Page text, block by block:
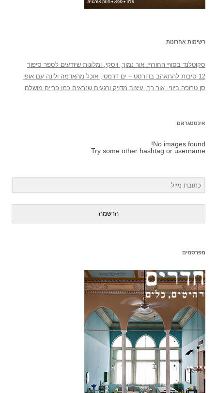
רשימות אחרונות
סקוטלנד בסוף החורף: אור נמוך, ויסקי, ומלונות שיודעים לספר סיפור
12 סיבות להתאהב בדורסט – ים דרמטי, אוכל מהאדמה ולינה עם אופי
סן טרופה ביוני: אור רך, עיצוב מדויק ורגעים שנראים כמו פריים מושלם
אינסטגראם
No images found!
Try some other hashtag or username
הרשמה
מפרסמים